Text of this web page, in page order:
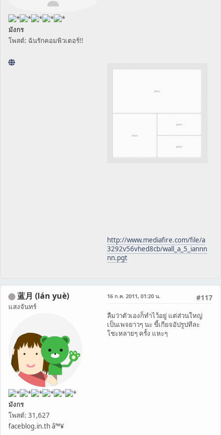
มังกร
โพสต์: ฉันรักคอมพิวเตอร์!!
http://www.mediafire.com/file/a
3292v56vhed8cb/wall_a_5_iannn
nn.pgt
蓝月 (lán yuè)
แสงจันทร์
มังกร
โพสต์: 31,627
faceblog.in.th â™¥
#117
16 ก.ค. 2011, 01:20 น.
ลืมว่าตัวเองก็ทำไว้อยู่ แต่ส่วนใหญ่
เป็นเพจยาวๆ นะ ขี้เกียจอัปรูปทีละ
โชะหลายๆ ครั้ง แหะๆ